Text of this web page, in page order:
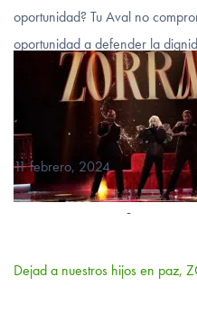
oportunidad? Tu Aval no
oportunidad a defender la
Parlamento Europeo.Pincha…
Dejad a nuestros hijos en paz,
11 febrero, 2024
-